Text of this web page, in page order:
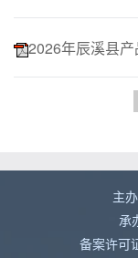
2026年辰溪县
主
承
备案许可